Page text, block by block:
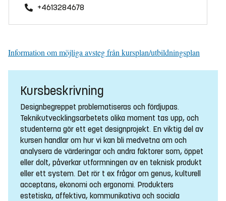
+4613284678
Information om möjliga avsteg från kursplan/utbildningsplan
Kursbeskrivning
Designbegreppet problematiseras och fördjupas.
Teknikutvecklingsarbetets olika moment tas upp, och
studenterna gör ett eget designprojekt. En viktig del av
kursen handlar om hur vi kan bli medvetna om och
analysera de värderingar och andra faktorer som, öppet
eller dolt, påverkar utformningen av en teknisk produkt
eller ett system. Det rör t ex frågor om genus, kulturell
acceptans, ekonomi och ergonomi. Produkters
estetiska, affektiva, kommunikativa och sociala